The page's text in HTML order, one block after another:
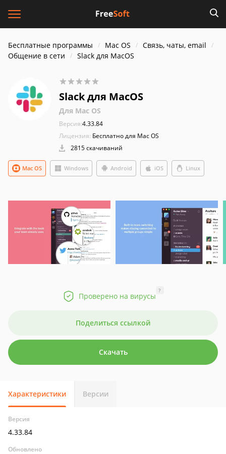
Бесплатные программы Mac OS
Связь, чаты, email
Общение в сети
Slack для MacOS
Slack для MacOS
Для Mac OS
Версия:4.33.84
Лицензия: Бесплатно для Mac OS
2815 скачиваний
Windows
Mac OS Android iOS Linux
Проверено на вирусы
?
Поделиться ссылкой
Скачать
Характеристики Версии
Версия
4.33.84
Обновлено